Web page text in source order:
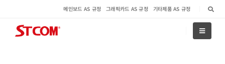
메인보드 AS 규정 그래픽카드 AS 규정 기타제품 AS 규정